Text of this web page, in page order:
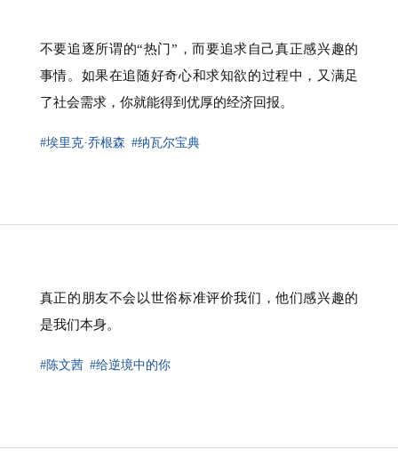
不要追逐所谓的“热门”，而要追求自己真正感兴趣的
事情。如果在追随好奇心和求知欲的过程中，又满足
了社会需求，你就能得到优厚的经济回报。
#埃里克·乔根森 #纳瓦尔宝典
真正的朋友不会以世俗标准评价我们，他们感兴趣的
是我们本身。
#陈文茜 #给逆境中的你